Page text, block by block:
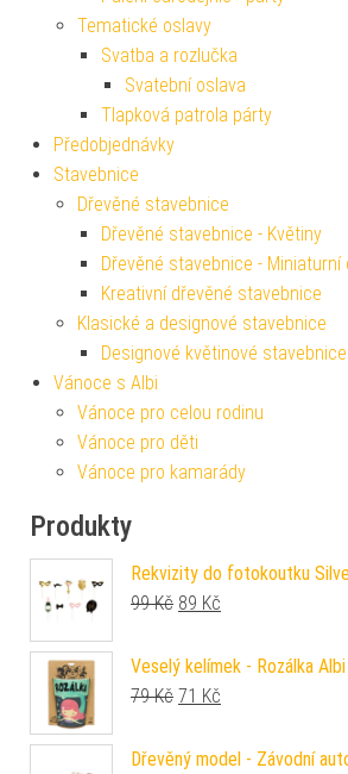
Tematické oslavy
Svatba a rozlučka
Svatební oslava
Tlapková patrola párty
Předobjednávky
Stavebnice
Dřevěné stavebnice
Dřevěné stavebnice - Květiny
Dřevěné stavebnice - Miniaturní
Kreativní dřevěné stavebnice
Klasické a designové stavebnice
Designové květinové stavebnice
Vánoce s Albi
Vánoce pro celou rodinu
Vánoce pro děti
Vánoce pro kamarády
Produkty
Rekvizity do fotokoutku
99Kč Původní cena byla: 99
89 Kč
Veselý kelímek - Rozálka Albi
79Kč Původní cena byla: 79
71 Kč
Dřevěný model - Závodní